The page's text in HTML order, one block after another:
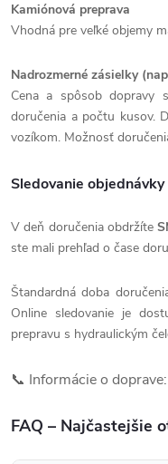
Kamiónová preprava
Vhodná pre veľké objemy
Nadrozmerné zásielky
Cena a spôsob dopravy
doručenia a počtu kusov.
vozíkom. Možnosť
Sledovanie objednávky
V deň doručenia obdržíte
ste mali prehľad o čase
Štandardná doba
Online sledovanie je
prepravu s hydraulickým
📞 Informácie o doprave:
FAQ – Najčastejšie